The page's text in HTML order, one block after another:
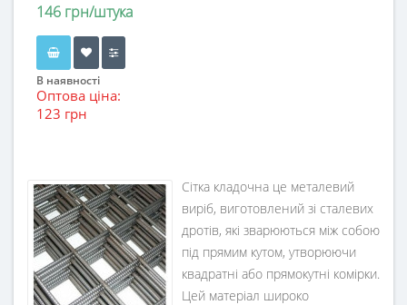
146 грн/штука
В наявності
Оптова ціна:
123 грн
Сітка кладочна це металевий
виріб, виготовлений зі сталевих
дротів, які зварюються між собою
під прямим кутом, утворюючи
квадратні або прямокутні комірки.
Цей матеріал широко